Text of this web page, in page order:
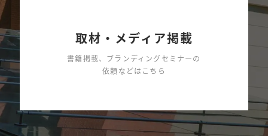
取材・メディア掲載
書籍掲載、ブランディングセミナーの
依頼などはこちら